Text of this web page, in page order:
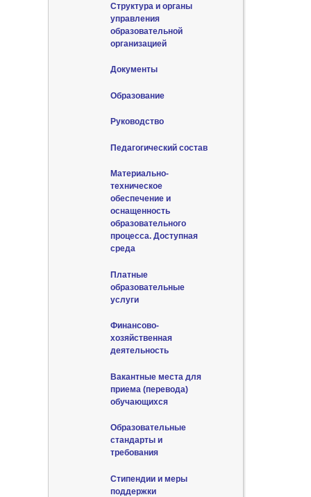
Структура и органы
управления
образовательной
организацией
Документы
Образование
Руководство
Педагогический состав
Материально-
техническое
обеспечение и
оснащенность
образовательного
процесса. Доступная
среда
Платные
образовательные
услуги
Финансово-
хозяйственная
деятельность
Вакантные места для
приема (перевода)
обучающихся
Образовательные
стандарты и
требования
Стипендии и меры
поддержки